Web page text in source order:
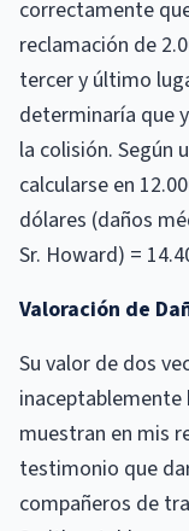
correctamente
reclamación de
tercer y último
determinaría que
la colisión. Según
calcularse en
dólares (daños
Sr. Howard) =
Valoración de
Su valor de dos
inaceptablemente
muestran en mis
testimonio que
compañeros de